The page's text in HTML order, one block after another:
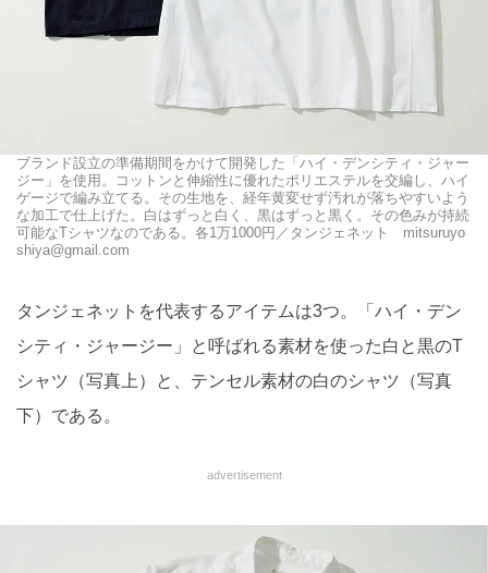
ブランド設立の準備期間をかけて開発した「ハイ・デンシティ・ジャー
ジー」を使用。コットンと伸縮性に優れたポリエステルを交編し、ハイ
ゲージで編み立てる。その生地を、経年黄変せず汚れが落ちやすいよう
な加工で仕上げた。白はずっと白く、黒はずっと黒く。その色みが持続
可能なTシャツなのである。各1万1000円／タンジェネット mitsuruyo
shiya@gmail.com
タンジェネットを代表するアイテムは3つ。「ハイ・デン
シティ・ジャージー」と呼ばれる素材を使った白と黒のT
シャツ（写真上）と、テンセル素材の白のシャツ（写真
下）である。
advertisement